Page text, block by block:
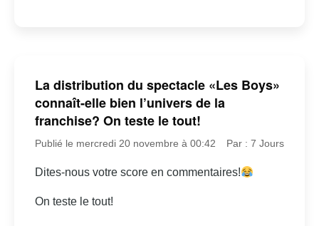
La distribution du spectacle «Les Boys»
connaît-elle bien l’univers de la
franchise? On teste le tout!
Publié le mercredi 20 novembre à 00:42 Par : 7 Jours
Dites-nous votre score en commentaires!
On teste le tout!